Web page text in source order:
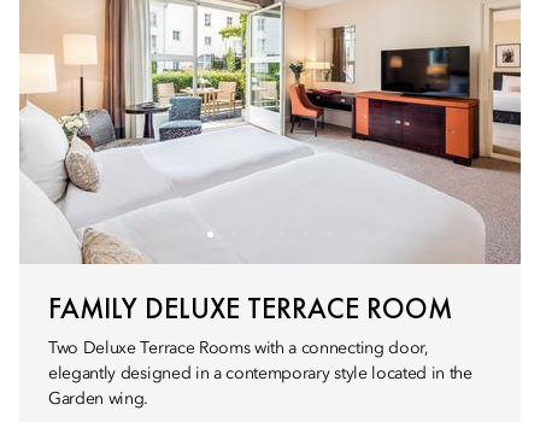
FAMILY DELUXE TERRACE ROOM
Two Deluxe Terrace Rooms with a connecting door,
elegantly designed in a contemporary style located in the
Garden wing.